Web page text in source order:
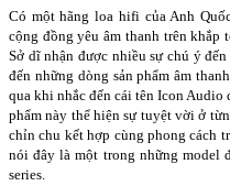
Có một hãng loa hifi của Anh
cộng đồng yêu âm thanh trên khắp
Sở dĩ nhận được nhiều sự chú ý
đến những dòng sản phẩm âm
qua khi nhắc đến cái tên Icon Audio
phẩm này thể hiện sự tuyệt vời ở
chỉn chu kết hợp cùng phong cách
nói đây là một trong những model
series.